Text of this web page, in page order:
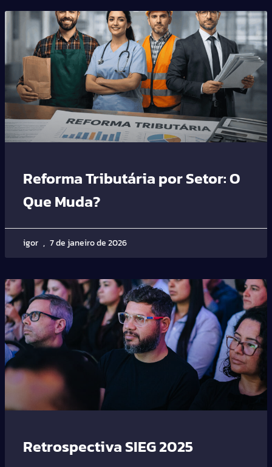
Reforma Tributária por Setor: O
Que Muda?
igor 7 de janeiro de 2026
Retrospectiva SIEG 2025